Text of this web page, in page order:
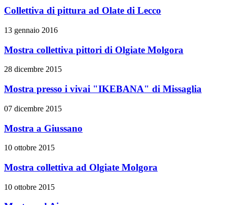
Collettiva di pittura ad Olate di Lecco
13 gennaio 2016
Mostra collettiva pittori di Olgiate Molgora
28 dicembre 2015
Mostra presso i vivai "IKEBANA" di Missaglia
07 dicembre 2015
Mostra a Giussano
10 ottobre 2015
Mostra collettiva ad Olgiate Molgora
10 ottobre 2015